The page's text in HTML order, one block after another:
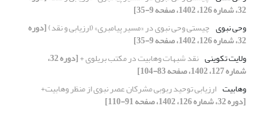
32، شماره 126، 1402، صفحه 9-35]
وحی نبوی چیستی وحی نبوی در «مسیر پیامبری» (ارزیابی و نقد)[دوره
32، شماره 126، 1402، صفحه 9-35]
ولایت تکوینی نقد شبهات وهابیت در مکتب بریلوی + [دوره 32،
شماره 127، 1402، صفحه 83-104]
وهابیت ارزیابی توحید ربوبی مشرکان عصر نبوی از منظر وهابیت+
[دوره 32، شماره 126، 1402، صفحه 91-110]